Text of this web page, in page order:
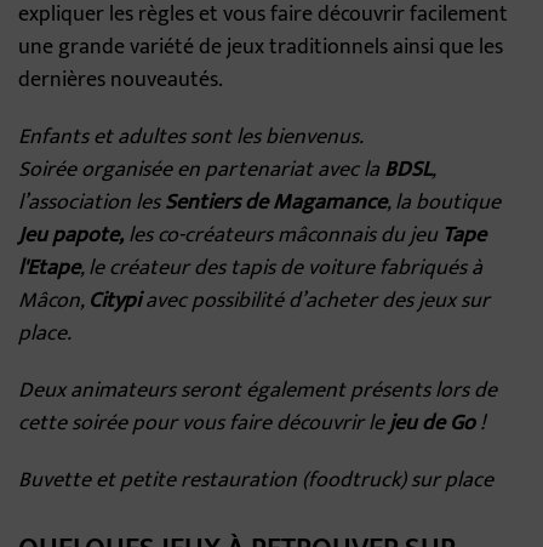
expliquer les règles et vous faire découvrir facilement
une grande variété de jeux traditionnels ainsi que les
dernières nouveautés.
Enfants et adultes sont les bienvenus.
Soirée organisée en partenariat avec laBDSL,
l’association lesSentiers de Magamance, la boutique
Jeupapote,les co-créateurs mâconnais du jeu Tape
l'Etape, le créateur des tapis de voiture fabriqués à
Mâcon,Citypiavec possibilité d’acheter des jeux sur
place.
Deux animateurs seront également présents lors de
cette soirée pour vous faire découvrir lejeu de Go!
Buvette et petite restauration (foodtruck) sur place